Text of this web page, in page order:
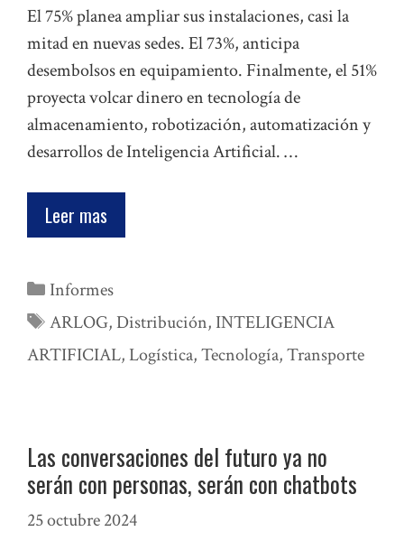
El 75% planea ampliar sus instalaciones, casi la
mitad en nuevas sedes. El 73%, anticipa
desembolsos en equipamiento. Finalmente, el 51%
proyecta volcar dinero en tecnología de
almacenamiento, robotización, automatización y
desarrollos de Inteligencia Artificial. …
Leer mas
Categorías
Informes
Etiquetas
ARLOG,Distribución, INTELIGENCIA
ARTIFICIAL,Logística,Tecnología,Transporte
Las conversaciones del futuro ya no
serán con personas, serán con chatbots
25 octubre 2024